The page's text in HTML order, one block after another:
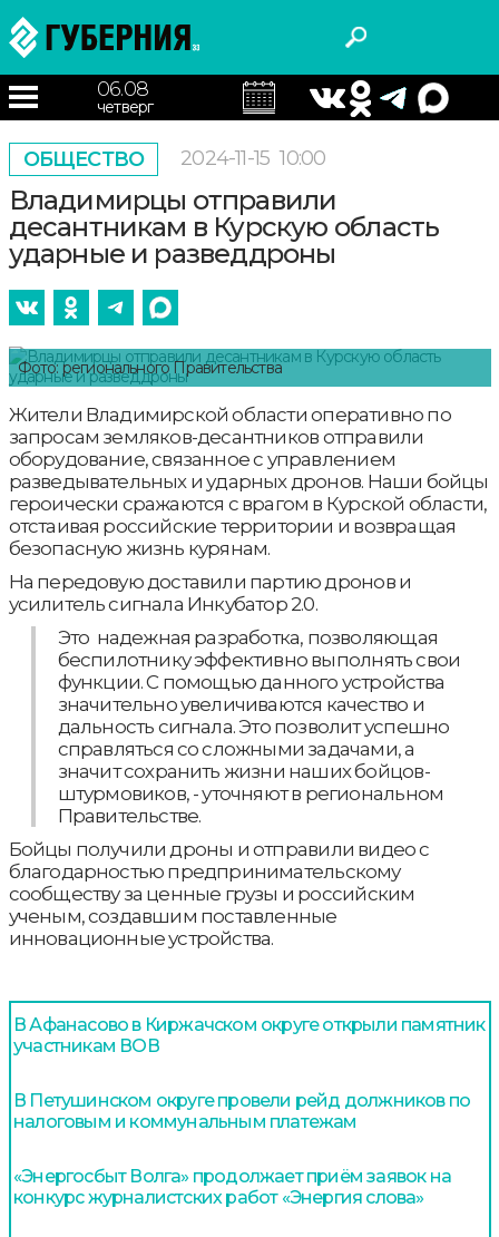
06.08
четверг
ОБЩЕСТВО 2024-11-15 10:00
Владимирцы отправили
десантникам в Курскую область
ударные и разведдроны
Фото: регионального Правительства
Жители Владимирской области оперативно по
запросам земляков-десантников отправили
оборудование, связанное с управлением
разведывательных и ударных дронов. Наши бойцы
героически сражаются с врагом в Курской области,
отстаивая российские территории и возвращая
безопасную жизнь курянам.
На передовую доставили партию дронов и
усилитель сигнала Инкубатор 2.0.
Это надежная разработка, позволяющая
беспилотнику эффективно выполнять свои
функции. С помощью данного устройства
значительно увеличиваются качество и
дальность сигнала. Это позволит успешно
справляться со сложными задачами, а
значит сохранить жизни наших бойцов-
штурмовиков, - уточняют в региональном
Правительстве.
Бойцы получили дроны и отправили видео с
благодарностью предпринимательскому
сообществу за ценные грузы и российским
ученым, создавшим поставленные
инновационные устройства.
В Афанасово в Киржачском округе открыли памятник
участникам ВОВ
В Петушинском округе провели рейд должников по
налоговым и коммунальным платежам
«Энергосбыт Волга» продолжает приём заявок на
конкурс журналистских работ «Энергия слова»